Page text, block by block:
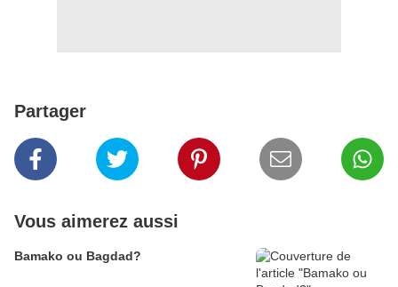
Partager
Vous aimerez aussi
Bamako ou Bagdad?